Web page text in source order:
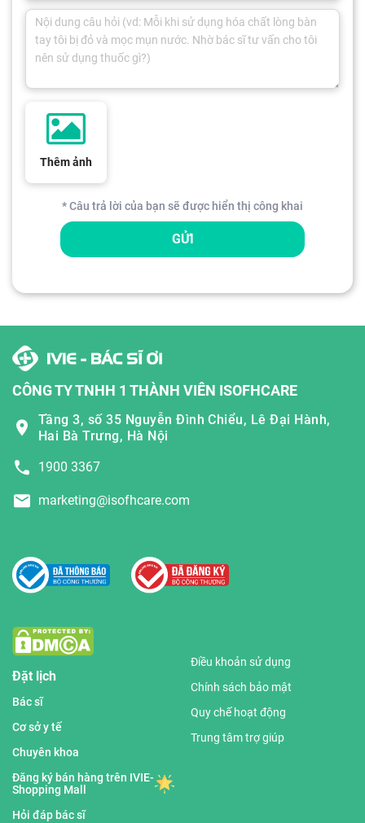
Thêm ảnh
* Câu trả lời của bạn sẽ được hiển thị công khai
GỬI
CÔNG TY TNHH 1 THÀNH VIÊN ISOFHCARE
Tầng 3, số 35 Nguyễn Đình Chiểu, Lê Đại Hành,
Hai Bà Trưng, Hà Nội
1900 3367
marketing@isofhcare.com
Đặt lịch
Bác sĩ
Cơ sở y tế
Chuyên khoa
Đăng ký bán hàng trên IVIE-
Shopping Mall
Hỏi đáp bác sĩ
Điều khoản sử dụng
Chính sách bảo mật
Quy chế hoạt động
Trung tâm trợ giúp